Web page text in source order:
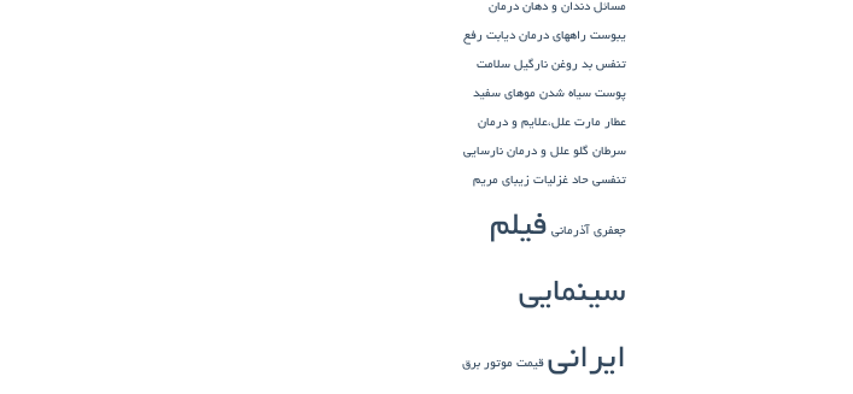
مسائل دندان و دهان درمان
یبوست راههای درمان دیابت رفع
تنفس بد روغن نارگیل سلامت
پوست سیاه شدن موهای سفید
عطار مارت علل،علایم و درمان
سرطان گلو علل و درمان نارسایی
تنفسی حاد غزلیات زیبای مریم
جعفری آذرمانی فیلم
سینمایی
ایرانی قیمت موتور برق